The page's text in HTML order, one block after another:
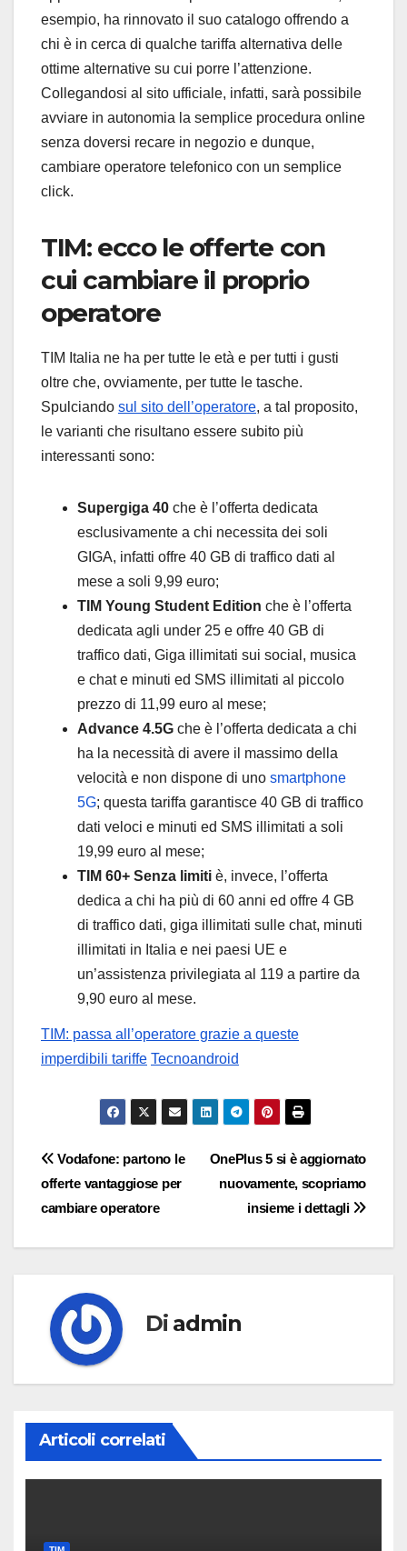
esempio, ha rinnovato il suo catalogo offrendo a
chi è in cerca di qualche tariffa alternativa delle
ottime alternative su cui porre l’attenzione.
Collegandosi al sito ufficiale, infatti, sarà possibile
avviare in autonomia la semplice procedura online
senza doversi recare in negozio e dunque,
cambiare operatore telefonico con un semplice
click.
TIM: ecco le offerte con
cui cambiare il proprio
operatore
TIM Italia ne ha per tutte le età e per tutti i gusti
oltre che, ovviamente, per tutte le tasche.
Spulciando sul sito dell’operatore, a tal proposito,
le varianti che risultano essere subito più
interessanti sono:
Supergiga 40 che è l’offerta dedicata
esclusivamente a chi necessita dei soli
GIGA, infatti offre 40 GB di traffico dati al
mese a soli 9,99 euro;
TIM Young Student Edition che è l’offerta
dedicata agli under 25 e offre 40 GB di
traffico dati, Giga illimitati sui social, musica
e chat e minuti ed SMS illimitati al piccolo
prezzo di 11,99 euro al mese;
Advance 4.5G che è l’offerta dedicata a chi
ha la necessità di avere il massimo della
velocità e non dispone di uno smartphone
5G; questa tariffa garantisce 40 GB di traffico
dati veloci e minuti ed SMS illimitati a soli
19,99 euro al mese;
TIM 60+ Senza limiti è, invece, l’offerta
dedica a chi ha più di 60 anni ed offre 4 GB
di traffico dati, giga illimitati sulle chat, minuti
illimitati in Italia e nei paesi UE e
un’assistenza privilegiata al 119 a partire da
9,90 euro al mese.
TIM: passa all’operatore grazie a queste
imperdibili tariffe Tecnoandroid
Navigazione
articoli
OnePlus 5 si è aggiornato
nuovamente, scopriamo
insieme i dettagli
Vodafone: partono le
offerte vantaggiose per
cambiare operatore
Di admin
Articoli correlati